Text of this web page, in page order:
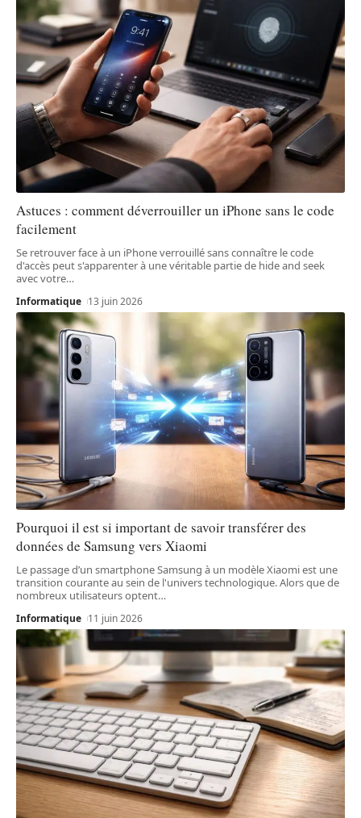
Astuces : comment déverrouiller un iPhone sans le code
facilement
Se retrouver face à un iPhone verrouillé sans connaître le code
d'accès peut s'apparenter à une véritable partie de hide and seek
avec votre…
Informatique 13 juin 2026
Pourquoi il est si important de savoir transférer des
données de Samsung vers Xiaomi
Le passage d’un smartphone Samsung à un modèle Xiaomi est une
transition courante au sein de l'univers technologique. Alors que de
nombreux utilisateurs optent…
Informatique 11 juin 2026